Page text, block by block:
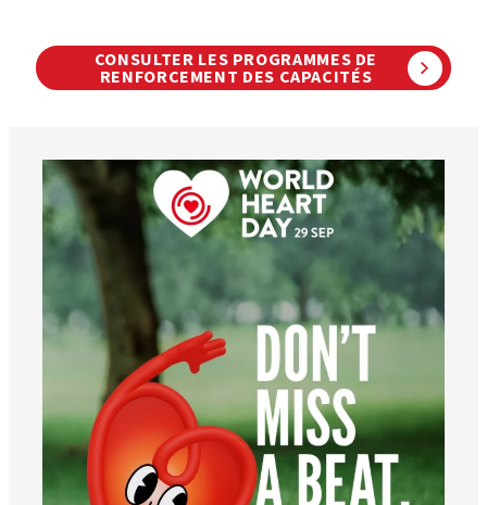
CONSULTER LES PROGRAMMES DE
RENFORCEMENT DES CAPACITÉS
worldheartfederation
6 août